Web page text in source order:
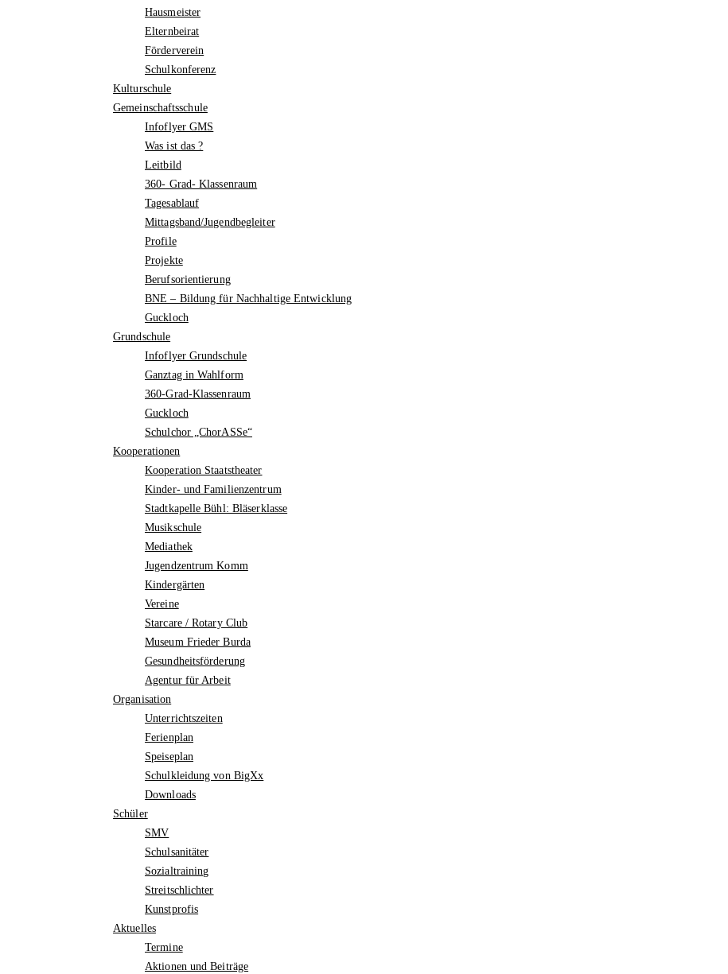
Hausmeister
Elternbeirat
Förderverein
Schulkonferenz
Kulturschule
Gemeinschaftsschule
Infoflyer GMS
Was ist das ?
Leitbild
360- Grad- Klassenraum
Tagesablauf
Mittagsband/Jugendbegleiter
Profile
Projekte
Berufsorientierung
BNE – Bildung für Nachhaltige Entwicklung
Guckloch
Grundschule
Infoflyer Grundschule
Ganztag in Wahlform
360-Grad-Klassenraum
Guckloch
Schulchor „ChorASSe“
Kooperationen
Kooperation Staatstheater
Kinder- und Familienzentrum
Stadtkapelle Bühl: Bläserklasse
Musikschule
Mediathek
Jugendzentrum Komm
Kindergärten
Vereine
Starcare / Rotary Club
Museum Frieder Burda
Gesundheitsförderung
Agentur für Arbeit
Organisation
Unterrichtszeiten
Ferienplan
Speiseplan
Schulkleidung von BigXx
Downloads
Schüler
SMV
Schulsanitäter
Sozialtraining
Streitschlichter
Kunstprofis
Aktuelles
Termine
Aktionen und Beiträge